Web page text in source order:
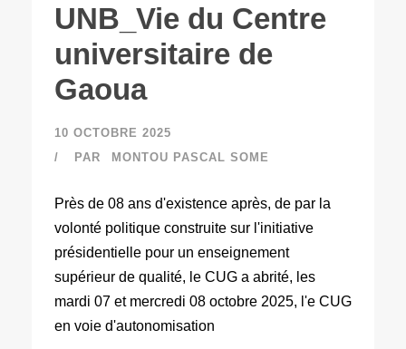
UNB_Vie du Centre
universitaire de
Gaoua
10 OCTOBRE 2025
PAR
MONTOU PASCAL SOME
Près de 08 ans d'existence après, de par la
volonté politique construite sur l'initiative
présidentielle pour un enseignement
supérieur de qualité, le CUG a abrité, les
mardi 07 et mercredi 08 octobre 2025, l'e CUG
en voie d'autonomisation